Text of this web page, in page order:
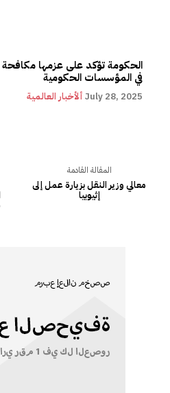
الحكومة تؤكد على عزمها مكافحة
في المؤسسات الحكومية
ألأخبار العالمية July 28, 2025
المقالة القادمة
معالي وزير النقل بزيارة عمل إلى
إثيوبيا